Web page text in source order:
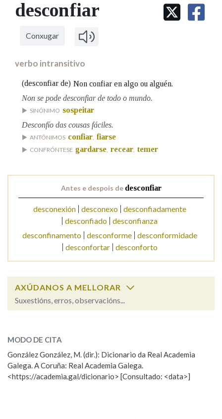
IDENTIDADE CORPORATIVA
MARCIAL DEL ADALID
FIGURAS HOMENAXEADAS
Facebook
TwitterYoutubeInstagram
Bluesky
BUSCAR NOS LEMAS
Comeza por
Contén
BUSCAR NO CONTIDO
Nas definicións
Nos exemplos
Pertence a
desconfiar
Conxugar
verbo intransitivo
(desconfiar de) Non confiar en algo ou alguén.
Non se pode desconfiar de todo o mundo.
SINÓNIMO sospeitar
Desconfío das cousas fáciles.
ANTÓNIMOS confiar fiarse
CONFRÓNTESE gardarse recear temer
Antes e despois de desconfiar
desconexión desconexo desconfiadamente
desconfiado desconfianza
desconfinamento desconforme desconformidade
desconfortar
desconforto
AXÚDANOS A MELLORAR
Suxestións, erros, observacións...
ESCOLLE UNHA OPCIÓN:
Observación Hai un erro na palabra
Propoño mellorar a definición
MODO DE CITA
González González, M. (dir.): Dicionario da Real Academia
Galega. A Coruña: Real Academia Galega.
<https://academia.gal/dicionario> [Consultado: <data>]